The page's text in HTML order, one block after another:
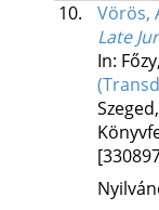
10.
Vörös,
Late
In: